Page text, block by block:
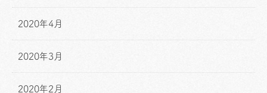
2020年4月
2020年3月
2020年2月